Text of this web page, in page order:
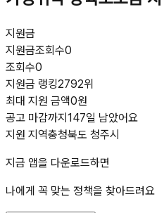
지원금
지원금조회수0
조회수0
지원금 랭킹2792위
최대 지원 금액0원
공고 마감까지147일 남았어요
지원 지역충청북도 청주시
지금 앱을 다운로드하면
나에게 꼭 맞는 정책을 찾아드려요